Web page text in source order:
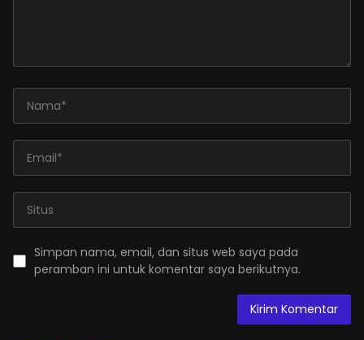
Simpan nama, email, dan situs web saya pada
peramban ini untuk komentar saya berikutnya.